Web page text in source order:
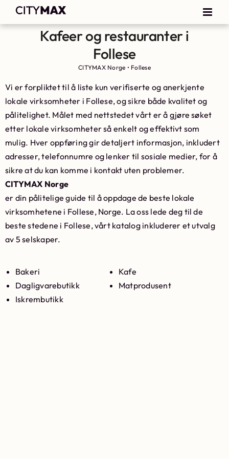
Kafeer og restauranter i
Follese
CITYMAX Norge • Follese
Vi er forpliktet til å liste kun verifiserte og anerkjente
lokale virksomheter i Follese, og sikre både kvalitet og
pålitelighet. Målet med nettstedet vårt er å gjøre søket
etter lokale virksomheter så enkelt og effektivt som
mulig. Hver oppføring gir detaljert informasjon, inkludert
adresser, telefonnumre og lenker til sosiale medier, for å
sikre at du kan komme i kontakt uten problemer.
CITYMAX Norge
er din pålitelige guide til å oppdage de beste lokale
virksomhetene i Follese, Norge. La oss lede deg til de
beste stedene i Follese, vårt katalog inkluderer et utvalg
av 5 selskaper.
Bakeri
Dagligvarebutikk
Iskrembutikk
Kafe
Matprodusent